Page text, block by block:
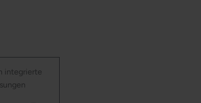
integrierte